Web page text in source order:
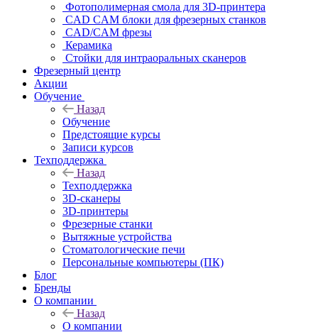
Фотополимерная смола для 3D-принтера
CAD CAM блоки для фрезерных станков
CAD/CAM фрезы
Керамика
Стойки для интраоральных сканеров
Фрезерный центр
Акции
Обучение
Назад
Обучение
Предстоящие курсы
Записи курсов
Техподдержка
Назад
Техподдержка
3D-сканеры
3D-принтеры
Фрезерные станки
Вытяжные устройства
Стоматологические печи
Персональные компьютеры (ПК)
Блог
Бренды
О компании
Назад
О компании